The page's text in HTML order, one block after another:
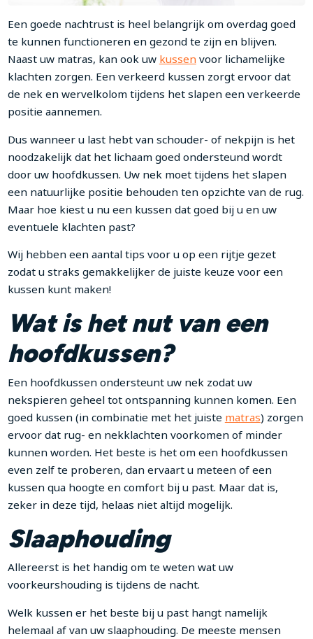
Een goede nachtrust is heel belangrijk om overdag goed
te kunnen functioneren en gezond te zijn en blijven.
Naast uw matras, kan ook uw kussen voor lichamelijke
klachten zorgen. Een verkeerd kussen zorgt ervoor dat
de nek en wervelkolom tijdens het slapen een verkeerde
positie aannemen.
Dus wanneer u last hebt van schouder- of nekpijn is het
noodzakelijk dat het lichaam goed ondersteund wordt
door uw hoofdkussen. Uw nek moet tijdens het slapen
een natuurlijke positie behouden ten opzichte van de rug.
Maar hoe kiest u nu een kussen dat goed bij u en uw
eventuele klachten past?
Wij hebben een aantal tips voor u op een rijtje gezet
zodat u straks gemakkelijker de juiste keuze voor een
kussen kunt maken!
Wat is het nut van een
hoofdkussen?
Een hoofdkussen ondersteunt uw nek zodat uw
nekspieren geheel tot ontspanning kunnen komen. Een
goed kussen (in combinatie met het juiste matras) zorgen
ervoor dat rug- en nekklachten voorkomen of minder
kunnen worden. Het beste is het om een hoofdkussen
even zelf te proberen, dan ervaart u meteen of een
kussen qua hoogte en comfort bij u past. Maar dat is,
zeker in deze tijd, helaas niet altijd mogelijk.
Slaaphouding
Allereerst is het handig om te weten wat uw
voorkeurshouding is tijdens de nacht.
Welk kussen er het beste bij u past hangt namelijk
helemaal af van uw slaaphouding. De meeste mensen